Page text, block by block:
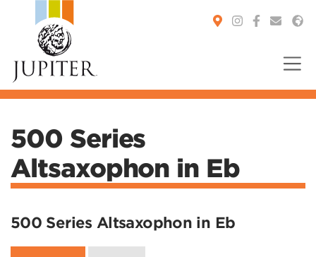
500 Series
Altsaxophon in Eb
500 Series Altsaxophon in Eb